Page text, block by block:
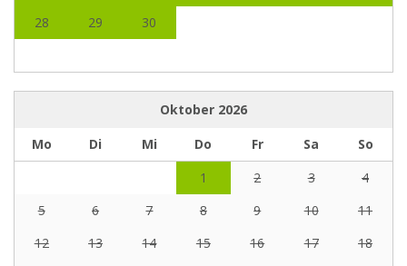
28
29 30
Oktober 2026
Mo
Di Mi Do Fr Sa
So
1
2 3
4
5
6 7 8 9 10
11
12
13 14 15 16 17
18